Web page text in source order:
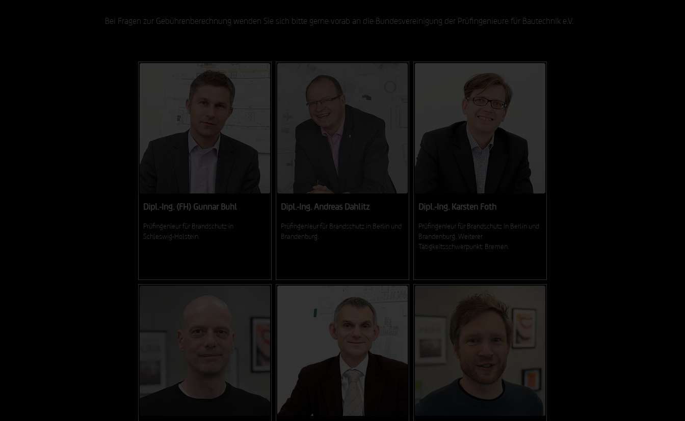
Bei Fragen zur Gebührenberechnung wenden Sie sich bitte gerne vorab an die Bundesvereinigung der Prüfingenieure für Bautechnik e.V.
Dipl.-Ing. (FH) Gunnar Buhl
Prüfingenieur für Brandschutz in
Schleswig-Holstein.
Dipl.-Ing. Andreas Dahlitz
Prüfingenieur für Brandschutz in Berlin und
Brandenburg.
Dipl.-Ing. Karsten Foth
Prüfingenieur für Brandschutz in Berlin und
Brandenburg. Weiterer
Tätigkeitsschwerpunkt: Bremen.